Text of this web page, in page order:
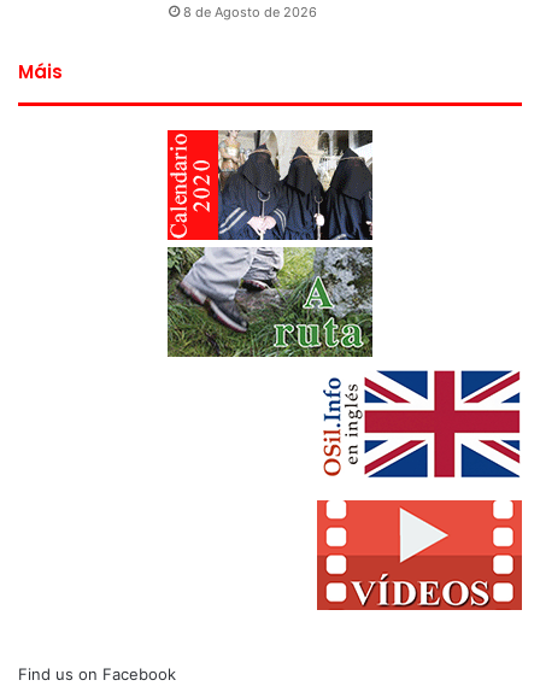
8 de Agosto de 2026
Máis
Find us on Facebook